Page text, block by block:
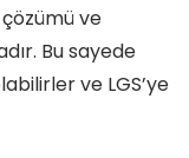
ve
Bu sayede
ve LGS’ye